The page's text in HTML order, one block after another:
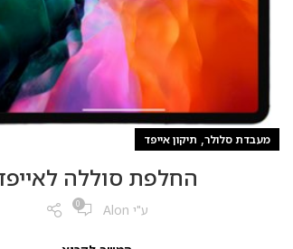
מעבדת סלולר, תיקון אייפד
החלפת סוללה
ע"י Alon
0